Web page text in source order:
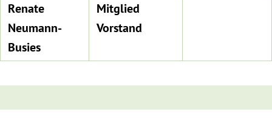
Renate
Neumann-
Busies
Mitglied
Vorstand